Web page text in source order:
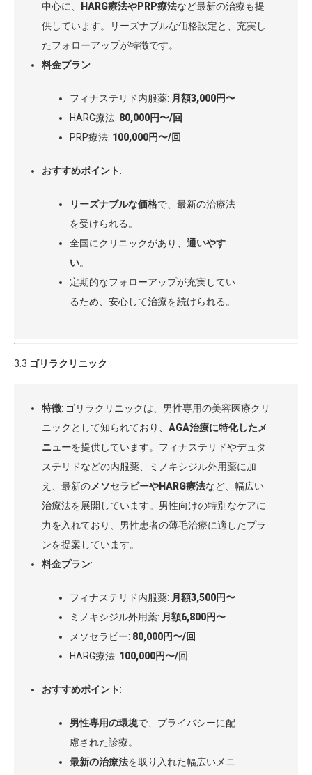
中心に、
HARG療法やPRP療法など最新の治療も提
供しています。リーズナブルな価格設定と、充実し
たフォローアップが特徴です。
料金プラン:
フィナステリド内服薬: 月額3,000円〜
HARG療法: 80,000円〜/回
PRP療法: 100,000円〜/回
おすすめポイント:
リーズナブルな価格で、最新の治療法
を受けられる。
全国にクリニックがあり、 通いやす
い。
定期的なフォローアップが充実してい
るため、安心して治療を続けられる。
3.3 ゴリラクリニック
特徴: ゴリラクリニックは、男性専用の美容医療クリ
ニックとして知られており、 AGA治療に特化したメ
ニューを提供しています。フィナステリドやデュタ
ステリドなどの内服薬、ミノキシジル外用薬に加
え、最新のメソセラピーやHARG療法など、幅広い
治療法を展開しています。男性向けの特別なケアに
力を入れており、男性患者の薄毛治療に適したプラ
ンを提案しています。
料金プラン:
フィナステリド内服薬: 月額3,500円〜
ミノキシジル外用薬: 月額6,800円〜
メソセラピー: 80,000円〜/回
HARG療法: 100,000円〜/回
おすすめポイント:
男性専用の環境で、プライバシーに配
慮された診療。
最新の治療法を取り入れた幅広いメニ